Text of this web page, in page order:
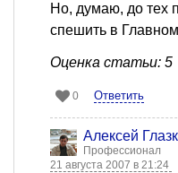
Но, думаю, до тех
спешить в
Оценка статьи: 5
0 Ответить
Алексей
Профессионал
21 августа 2007 в 21:24